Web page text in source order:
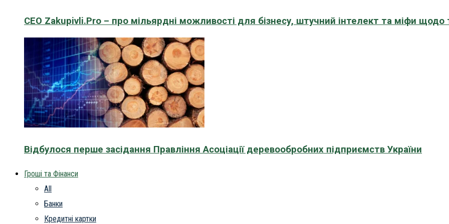
CEO Zakupivli.Pro – про мільярдні можливості для бізнесу, штучний інтелект та міфи щодо
Відбулося перше засідання Правління Асоціації деревообробних підприємств України
Гроші та Фінанси
All
Банки
Кредитні картки